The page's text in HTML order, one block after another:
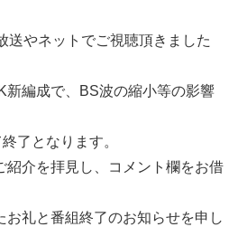
送やネットでご視聴頂きました
新編成で、BS波の縮小等の影響
了となります。
紹介を拝見し、コメント欄をお借
お礼と番組終了のお知らせを申し